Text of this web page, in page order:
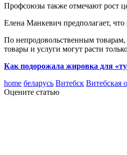
Профсоюзы также отмечают рост
Елена Манкевич предполагает,
По непродовольственным
товары и услуги могут расти
Как подорожала жировка для
home беларусь Витебск Витебская
Оцените статью